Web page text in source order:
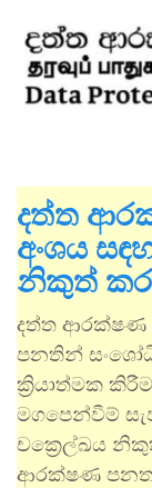
දත්ත
අංශය
නිකුත්
දත්ත ආරක්ෂණ
පනතින්
ක්‍රියාත්මක
මගපෙන්වීම්
චක්‍රෙල්ඛය
ආරක්ෂණ පනත